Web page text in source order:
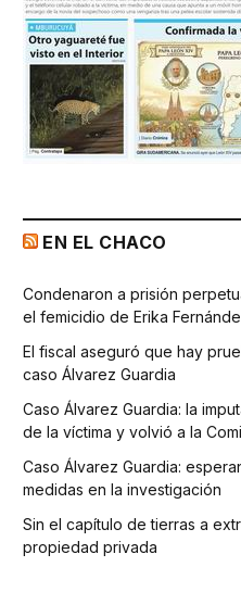
EN EL CHACO
Condenaron a prisión
el femicidio de Erika
El fiscal aseguró que hay
caso Álvarez Guardia
Caso Álvarez Guardia: la
de la víctima y volvió a la
Caso Álvarez Guardia:
medidas en la investigación
Sin el capítulo de tierras a
propiedad privada